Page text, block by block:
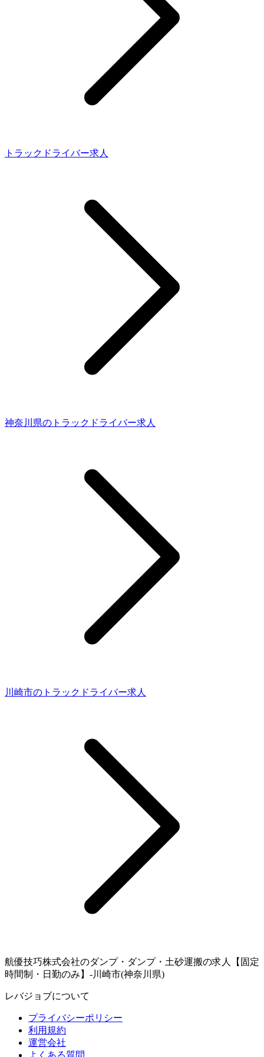
トラックドライバー求人
神奈川県のトラックドライバー求人
川崎市のトラックドライバー求人
航優技巧株式会社のダンプ・ダンプ・土砂運搬の求人【固定
時間制・日勤のみ】-川崎市(神奈川県)
レバジョブについて
プライバシーポリシー
利用規約
運営会社
よくある質問